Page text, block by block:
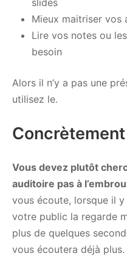
Mieux maitriser vos
Lire vos notes ou
besoin
Alors il n’y a pas une
utilisez le.
Concrètement
Vous devez plutôt
auditoire pas à
vous écoute, lorsque il y
votre public la regarde
plus de quelques
vous écoutera déjà